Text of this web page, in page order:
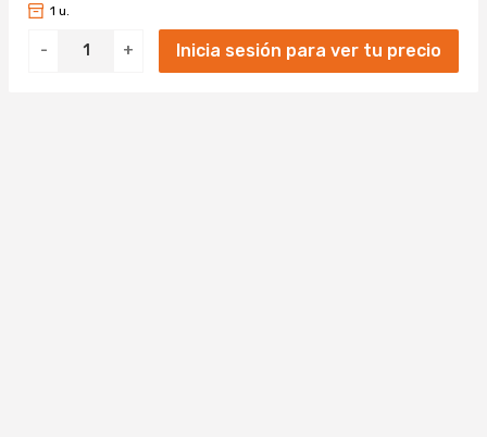
- +
1 u.
Inicia sesión para ver tu precio